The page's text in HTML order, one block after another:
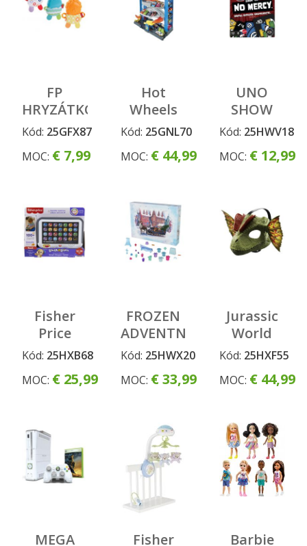
FP
HRYZÁTKO
ZVIERATKO
Kód: 25GFX87
MOC: € 7,99
Hot
Wheels
City
garáž
Kód: 25GNL70
MOC: € 44,99
UNO
SHOW
'EM NO
Kód: 25HWV18
MOC: € 12,99
Fisher
Price
Smart
tablet CZ
Kód: 25HXB68
MOC: € 25,99
FROZEN
ADVENTNÝ
KALENDÁR
BÁBIKAMI
Kód: 25HWX20
MOC: € 33,99
Jurassic
World
tvár so
Kód: 25HXF55
MOC: € 44,99
MEGA Fisher Barbie